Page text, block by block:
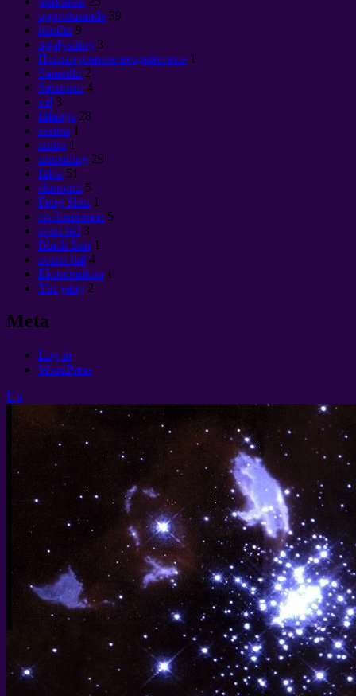
uppvaknande 39
händer 9
upplysning 3
Психотронное воздействие 1
Samadhi 2
Satanism 4
sol 3
fåfänga 28
essens 1
tantra 1
utrustning 29
fakta 51
ekonomi 5
Feng Shui 1
civilisationen 5
svart hål 3
Black Sun 1
svarta hål 4
Ekonomikon 1
Yin yang 2
Meta
Log in
WordPress
Up